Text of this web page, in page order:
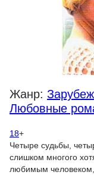
Жанр:
Любовные
18+
Четыре судьбы,
слишком многого
любимым человеком,